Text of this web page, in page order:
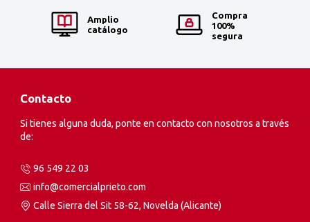
Amplio
catálogo
Compra
100%
segura
Contacto
Si tienes alguna duda, ponte en contacto con nosotros a través
de:
96 549 22 03
info@comercialprieto.com
Calle Sierra del Sit 58-62, Novelda (Alicante)